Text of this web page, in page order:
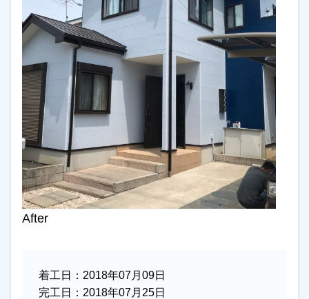
After
着工日： 2018年07月09日
完工日： 2018年07月25日